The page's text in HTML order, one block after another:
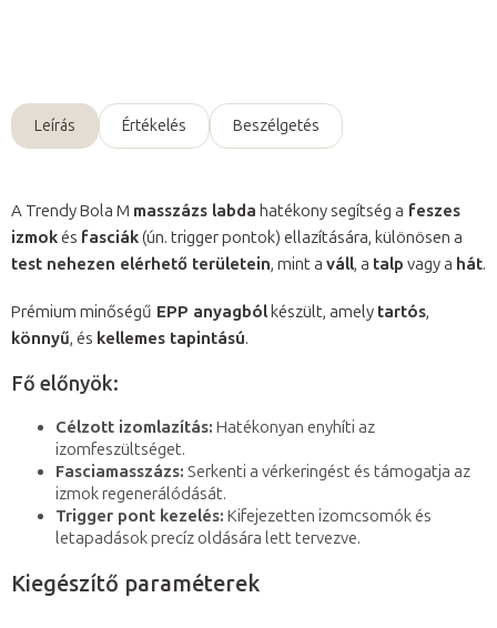
Leírás Értékelés Beszélgetés
A Trendy Bola M masszázs labda hatékony segítség a feszes
izmokés fasciák(ún. trigger pontok) ellazítására, különösen a
test nehezen elérhető területein, mint a váll, a talp vagy a hát.
Prémium minőségű EPP anyagból készült, amely tartós,
könnyű, és kellemes tapintású.
Fő előnyök:
Célzott izomlazítás: Hatékonyan enyhíti az
izomfeszültséget.
Fasciamasszázs: Serkenti a vérkeringést és támogatja az
izmok regenerálódását.
Trigger pont kezelés: Kifejezetten izomcsomók és
letapadások precíz oldására lett tervezve.
Kiegészítő paraméterek